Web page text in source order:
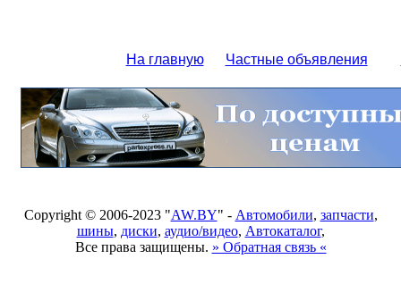
На главную Частные объявления
Copyright © 2006-2023 "AW.BY" - Автомобили, запчасти,
шины, диски, аудио/видео, Автокаталог,
Все права защищены. » Обратная связь «